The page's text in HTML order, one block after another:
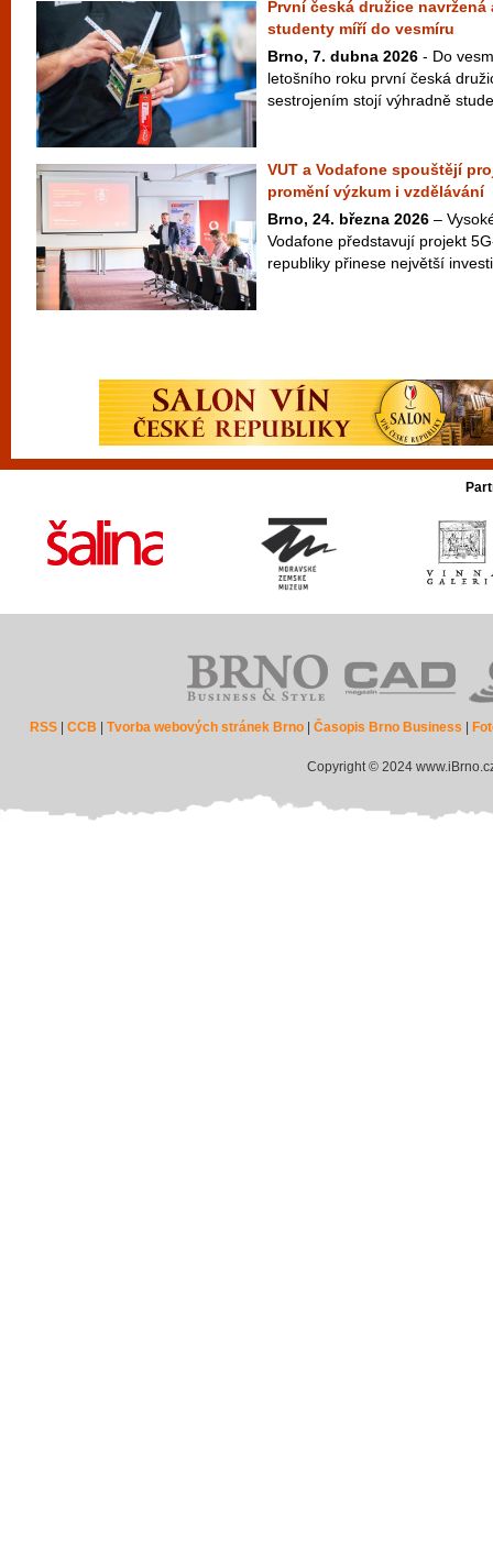
První česká družice
studenty míří do vesmíru
Brno, 7. dubna 2026 - Do
letošního roku první česká
sestrojením stojí výhradně
VUT a Vodafone spouštějí
promění výzkum i vzdělávání
Brno, 24. března 2026 –
Vodafone představují projekt
republiky přinese největší
RSS |CCB |Tvorba webových stránek Brno |Časopis Brno Business
Copyright © 2024